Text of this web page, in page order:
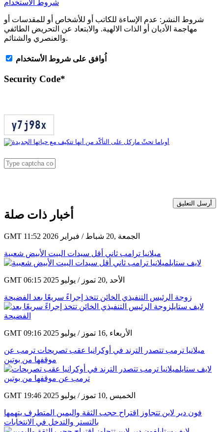
شروط الاستخدام
شروط النشر: عدم الإساءة للكاتب أو للأشخاص أو للمقدسات أو
مهاجمة الأديان أو الذات الالهية. والابتعاد عن التحريض الطائفي
والعنصري والشتائم.
اُوافق على شروط الأستخدام
Security Code*
أرسل التعليق
أخبار ذات صلة
GMT 11:52 2026 الجمعة ,20 شباط / فبراير
ميلانيا ترامب ثاني أقل سيدات البيت الأبيض شعبية
GMT 06:15 2025 الأحد ,20 تموز / يوليو
زوجة الرئيس التنفيذي الخائن تتخذ إجراءً سريعًا بعد الفضيحة
GMT 09:16 2025 الأربعاء ,16 تموز / يوليو
ميلانيا ترمب تتصدر الترند في أوكرانيا عقب تصريحات ترمب عن
موقفها من بوتين
GMT 19:46 2025 الخميس ,10 تموز / يوليو
فون دير لاين تتجاوز اقتراح حجب الثقة واليمين المتطرف يتهمها
بالتستر والتدخل في الانتخابات